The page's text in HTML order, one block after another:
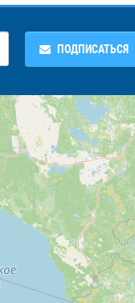
ПОДПИСАТЬСЯ